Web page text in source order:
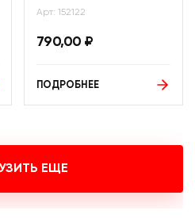
Арт: 152122
790,00 ₽
ПОДРОБНЕЕ
ЕЩЕ